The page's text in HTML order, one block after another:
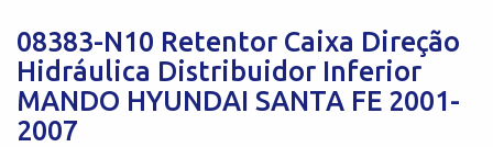
08383-N10 Retentor Caixa Direção
Hidráulica Distribuidor Inferior
MANDO HYUNDAI SANTA FE 2001-
2007